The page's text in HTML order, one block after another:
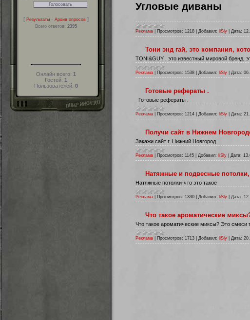
[ Результаты· Архив опросов]
Всего ответов: 2395
Онлайн всего: 1
Гостей: 1
Пользователей: 0
Угловые диваны
Реклама Просмотров: 1218 Добавил: liSly Дата:
Тони энд гай, это компания,
TONI&GUY , это известный мировой бренд,
Реклама Просмотров: 1538 Добавил: liSly Дата:
Готовые рефераты .
Готовые рефераты .
Реклама Просмотров: 1214 Добавил: liSly Дата:
Получи сайт в Нижнем
Закажи сайт г. Нижний Новгород
Реклама Просмотров: 1145 Добавил: liSly Дата:
Натяжные и подвесные потолки,
Натяжные потолки-что это такое
Реклама Просмотров: 1330 Добавил: liSly Дата:
Что такое ароматические
Что такое ароматические миксы? Это смеси
Реклама Просмотров: 1713 Добавил: liSly Дата: